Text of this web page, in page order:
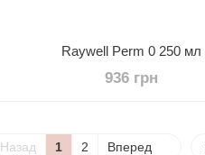
Raywell Perm 0 250 мл
936 грн
Назад 1 2 Вперед